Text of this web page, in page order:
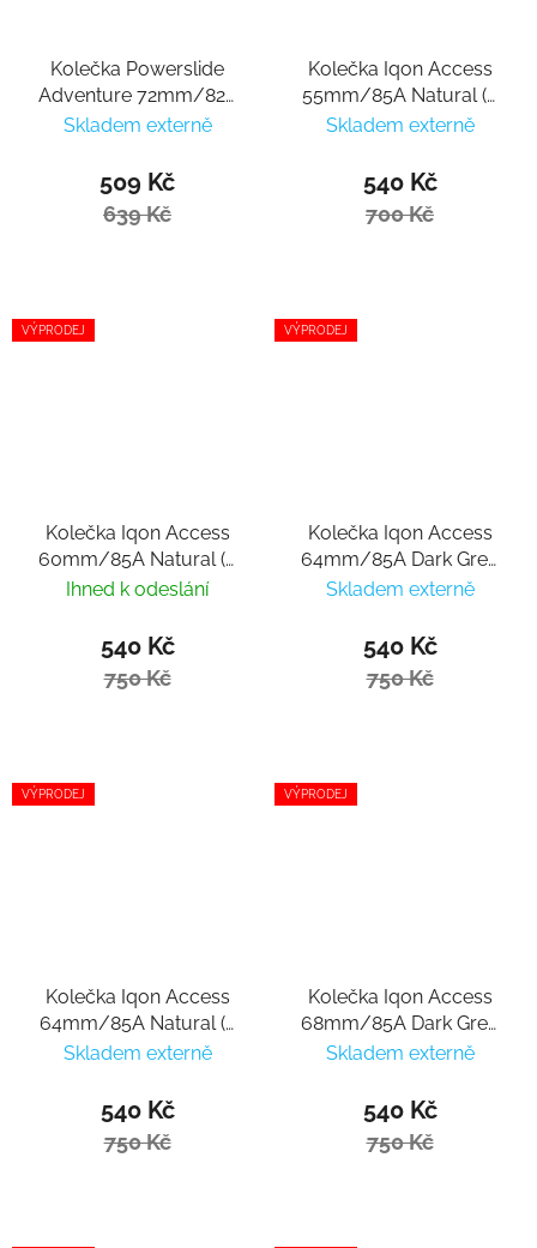
Kolečka Powerslide
Adventure 72mm/82a
(4ks)
Skladem externě
509 Kč
639 Kč
Kolečka Iqon Access
55mm/85A Natural (4
ks)
Skladem externě
540 Kč
700 Kč
VÝPRODEJ
Kolečka Iqon Access
60mm/85A Natural (4
ks)
Ihned k odeslání
540 Kč
750 Kč
VÝPRODEJ
Kolečka Iqon Access
64mm/85A Dark Grey
(4 ks)
Skladem externě
540 Kč
750 Kč
VÝPRODEJ
Kolečka Iqon Access
64mm/85A Natural (4
ks)
Skladem externě
540 Kč
750 Kč
VÝPRODEJ
Kolečka Iqon Access
68mm/85A Dark Grey
(4 ks)
Skladem externě
540 Kč
750 Kč